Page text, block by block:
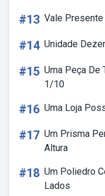
#13 Vale Presente
#14 Unidade
#15 Uma Peça De
1/10
#16 Uma Loja
#17 Um Prisma
Altura
#18 Um Poliedro
Lados